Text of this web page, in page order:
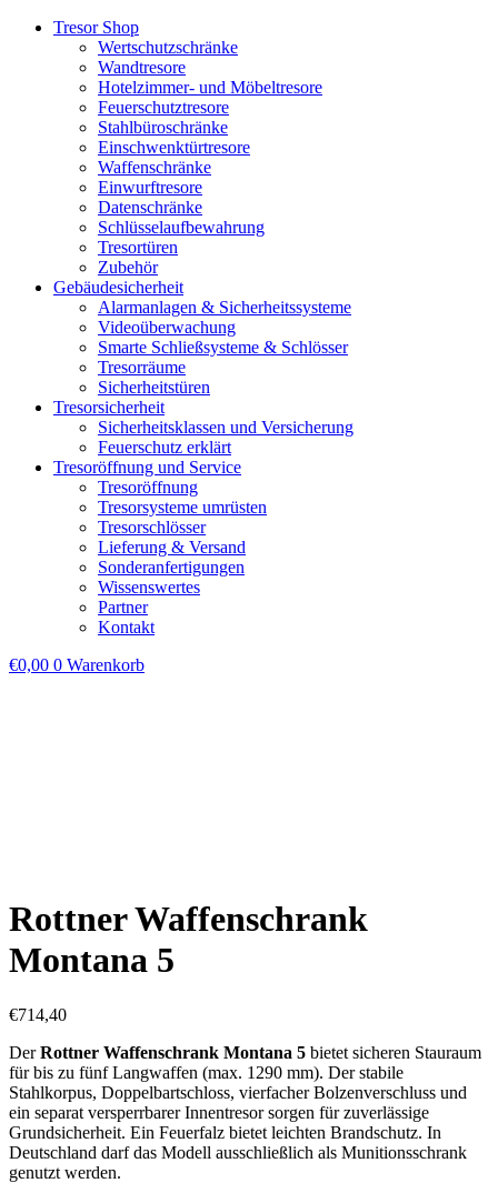
Tresor Shop
Wertschutzschränke
Wandtresore
Hotelzimmer- und Möbeltresore
Feuerschutztresore
Stahlbüroschränke
Einschwenktürtresore
Waffenschränke
Einwurftresore
Datenschränke
Schlüsselaufbewahrung
Tresortüren
Zubehör
Gebäudesicherheit
Alarmanlagen & Sicherheitssysteme
Videoüberwachung
Smarte Schließsysteme & Schlösser
Tresorräume
Sicherheitstüren
Tresorsicherheit
Sicherheitsklassen und Versicherung
Feuerschutz erklärt
Tresoröffnung und Service
Tresoröffnung
Tresorsysteme umrüsten
Tresorschlösser
Lieferung & Versand
Sonderanfertigungen
Wissenswertes
Partner
Kontakt
€0,00 0 Warenkorb
Rottner Waffenschrank
Montana 5
€714,40
DerRottner Waffenschrank Montana 5 bietet sicheren Stauraum
für bis zu fünf Langwaffen (max. 1290 mm). Der stabile
Stahlkorpus, Doppelbartschloss, vierfacher Bolzenverschluss und
ein separat versperrbarer Innentresor sorgen für zuverlässige
Grundsicherheit. Ein Feuerfalz bietet leichten Brandschutz. In
Deutschland darf das Modell ausschließlich als Munitionsschrank
genutzt werden.